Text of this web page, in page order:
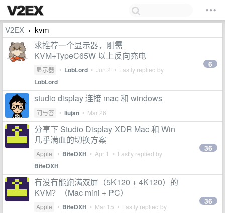
V2EX › kvm
求推荐一个显示器，刚需
KVM+TypeC65W 以上反向充电
显示器 • LobLord • Jun 2 • Lastly replied by
LobLord
6
studio display 连接 mac 和 windows
问与答 • liujan • Mar 26
分享下 Studio Display XDR Mac 和 Win
几乎满血的切换方案
Apple • BiteDXH • Apr 1 • Lastly replied by
BiteDXH
36
有没有能跑满双屏（5K120 + 4K120）的
KVM？（Mac mini + PC）
Apple • BiteDXH • Mar 15 • Lastly replied by
36